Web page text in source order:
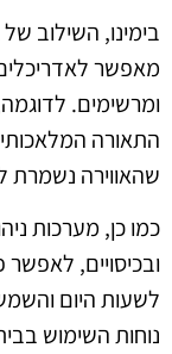
בימינו, השילוב
מאפשר
ומרשימים.
התאורה
שהאווירה
כמו כן, מערכות
ובכיסויים,
לשעות היום
נוחות השימוש